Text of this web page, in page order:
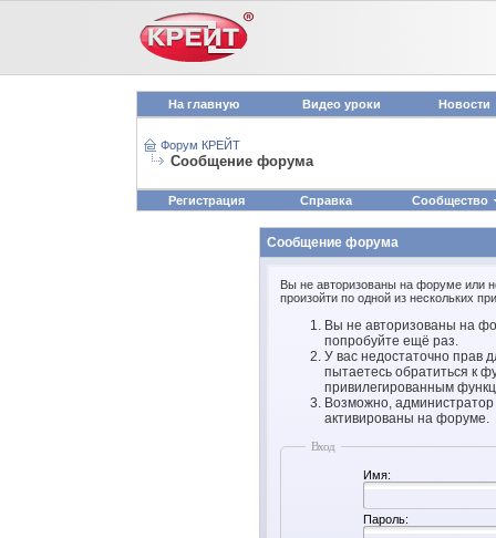
На главную Видео уроки Новости
Форум КРЕЙТ
Сообщение форума
Регистрация Справка Сообщество
Сообщение форума
Вы не авторизованы на форуме или
произойти по одной из нескольких
Вы не авторизованы на
попробуйте ещё раз.
У вас недостаточно прав
пытаетесь обратиться к
привилегированным
Возможно,
активированы на форуме.
Вход
Имя:
Пароль: